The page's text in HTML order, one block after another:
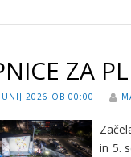
ZA
2026 OB 00:00
in 5.